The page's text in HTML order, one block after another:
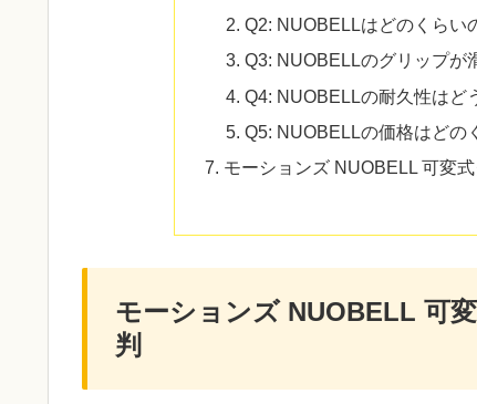
Q2: NUOBELLはどのくらい
Q3: NUOBELLのグリップが
Q4: NUOBELLの耐久性はど
Q5: NUOBELLの価格はどの
モーションズ NUOBELL 可変
モーションズ NUOBELL 可
判